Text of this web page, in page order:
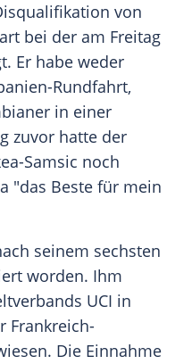
von
bei der am Freitag
Er habe weder
Rundfahrt,
in einer
zuvor hatte der
Samsic noch
"das Beste für mein
seinem sechsten
worden. Ihm
UCI in
Frankreich-
Die Einnahme